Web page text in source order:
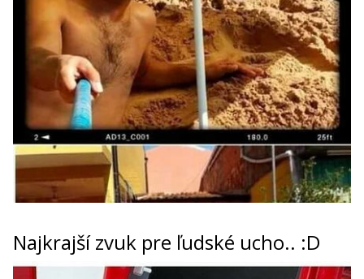
Najkrajší zvuk pre ľudské ucho.. :D